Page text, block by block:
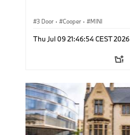
3 Door · Cooper · MINI
Thu Jul 09 21:46:54 CEST 2026